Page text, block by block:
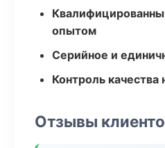
опытом
Серийное и
Контроль качества
Отзывы